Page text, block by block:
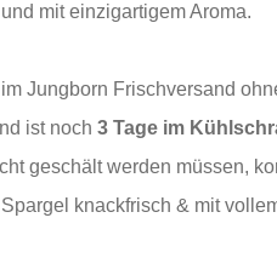
mit einzigartigem Aroma.
Jungborn Frischversand
ist noch 3 Tage im
geschält werden müssen,
knackfrisch & mit